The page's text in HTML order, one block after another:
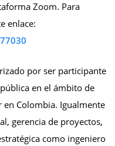
Zoom. Para
enlace:
por ser participante
en el ámbito de
Colombia. Igualmente
gerencia de proyectos,
como ingeniero